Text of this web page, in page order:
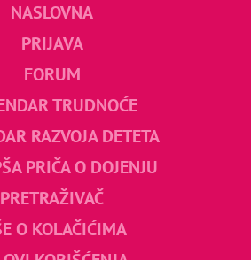
NASLOVNA
PRIJAVA
FORUM
TRUDNOĆE
RAZVOJA DETETA
PRIČA O DOJENJU
PRETRAŽIVAČ
O KOLAČIĆIMA